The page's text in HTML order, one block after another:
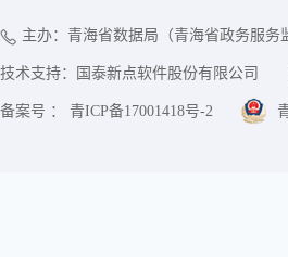
主办：青海省数据局（青海省政务服务
技术支持：国泰新点软件股份有限公司
备案号 ： 青ICP备17001418号-2